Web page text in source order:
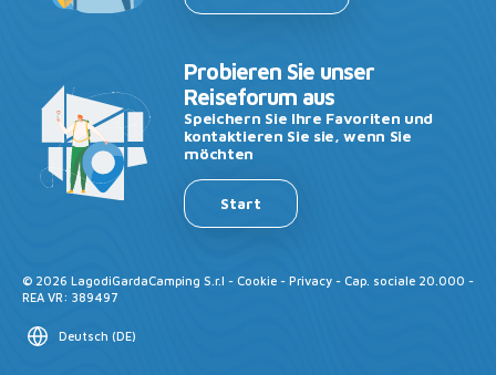
Probieren Sie unser
Reiseforum aus
Speichern Sie Ihre Favoriten und
kontaktieren Sie sie, wenn Sie
möchten
Start
© 2026 LagodiGardaCamping S.r.l - Cookie - Privacy - Cap. sociale 20.000 -
REA VR: 389497
Deutsch (DE)